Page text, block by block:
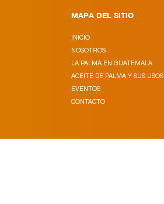
MAPA DEL SITIO
INICIO
NOSOTROS
LA PALMA EN GUATEMALA
ACEITE DE PALMA Y SUS USOS
EVENTOS
CONTACTO